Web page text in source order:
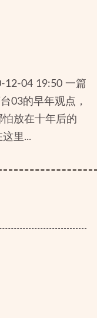
12-04 19:50 一篇
03的早年观点，
放在十年后的
里...